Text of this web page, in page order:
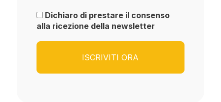
Dichiaro di prestare il consenso
alla ricezione della newsletter